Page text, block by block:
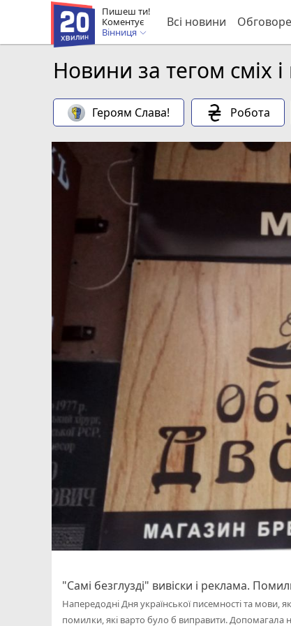
Пишеш ти!
Коментує
Вінниця
Всі новини
Новини за тегом сміх і
Героям Слава! Робота
"Самі безглузді" вивіски і реклама.
Напередодні Дня української писемності та мови,
помилки, які варто було б виправити. Допомагала